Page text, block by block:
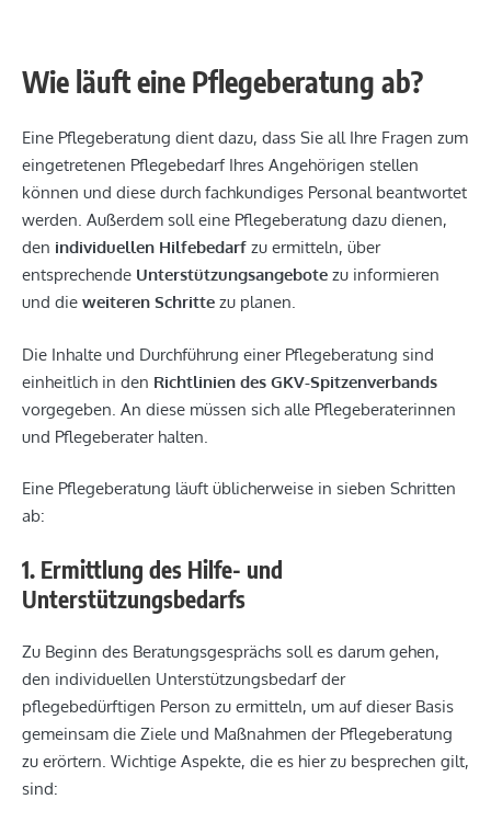
Wie läuft eine Pflegeberatung ab?
Eine Pflegeberatung dient dazu, dass Sie all Ihre Fragen zum
eingetretenen Pflegebedarf Ihres Angehörigen stellen
können und diese durch fachkundiges Personal beantwortet
werden. Außerdem soll eine Pflegeberatung dazu dienen,
den individuellen Hilfebedarf zu ermitteln, über
entsprechende Unterstützungsangebote zu informieren
und die weiteren Schritte zu planen.
Die Inhalte und Durchführung einer Pflegeberatung sind
einheitlich in den Richtlinien des GKV-Spitzenverbands
vorgegeben. An diese müssen sich alle Pflegeberaterinnen
und Pflegeberater halten.
Eine Pflegeberatung läuft üblicherweise in sieben Schritten
ab:
1. Ermittlung des Hilfe- und
Unterstützungsbedarfs
Zu Beginn des Beratungsgesprächs soll es darum gehen,
den individuellen Unterstützungsbedarf der
pflegebedürftigen Person zu ermitteln, um auf dieser Basis
gemeinsam die Ziele und Maßnahmen der Pflegeberatung
zu erörtern. Wichtige Aspekte, die es hier zu besprechen gilt,
sind: